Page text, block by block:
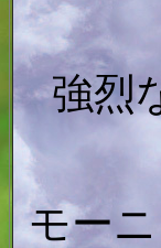
強烈
モー